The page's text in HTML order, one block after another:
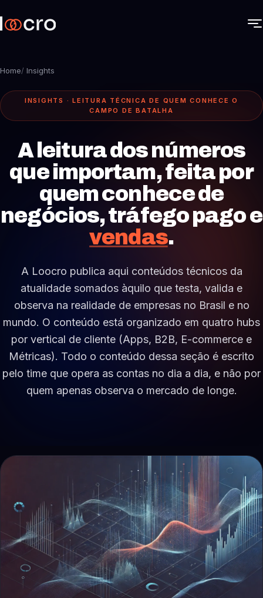
Home/ Insights
INSIGHTS · LEITURA TÉCNICA DE QUEM CONHECE O
CAMPO DE BATALHA
A leitura dos números
que importam, feita por
quem conhece de
negócios, tráfego pago e
vendas.
A Loocro publica aqui conteúdos técnicos da
atualidade somados àquilo que testa, valida e
observa na realidade de empresas no Brasil e no
mundo. O conteúdo está organizado em quatro hubs
por vertical de cliente (Apps, B2B, E-commerce e
Métricas). Todo o conteúdo dessa seção é escrito
pelo time que opera as contas no dia a dia, e não por
quem apenas observa o mercado de longe.